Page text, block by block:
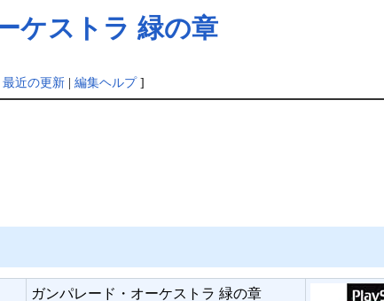
ケストラ 緑の章
最近の更新 | 編集ヘルプ ]
ガンパレード・オーケストラ 緑の章